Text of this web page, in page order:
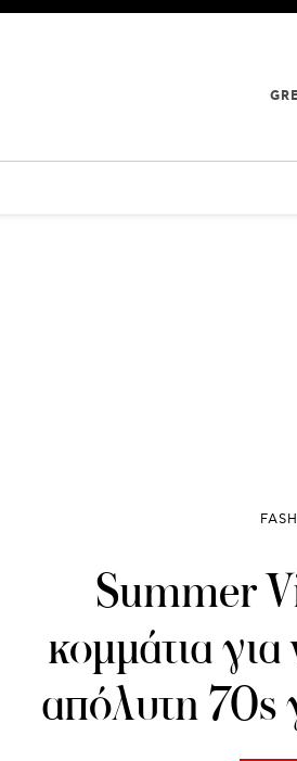
Summer
κομμάτια για
απόλυτη 70s